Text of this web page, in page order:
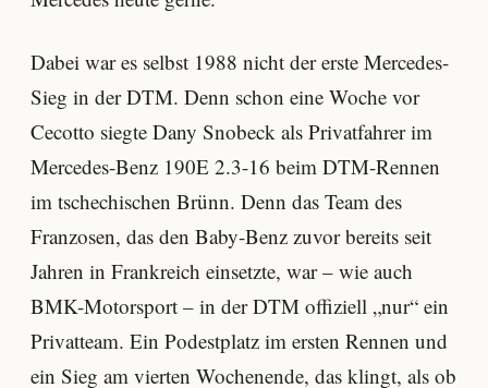
Dabei war es selbst 1988 nicht der erste Mercedes-
Sieg in der DTM. Denn schon eine Woche vor
Cecotto siegte Dany Snobeck als Privatfahrer im
Mercedes-Benz 190E 2.3-16 beim DTM-Rennen
im tschechischen Brünn. Denn das Team des
Franzosen, das den Baby-Benz zuvor bereits seit
Jahren in Frankreich einsetzte, war – wie auch
BMK-Motorsport – in der DTM offiziell „nur“ ein
Privatteam. Ein Podestplatz im ersten Rennen und
ein Sieg am vierten Wochenende, das klingt, als ob